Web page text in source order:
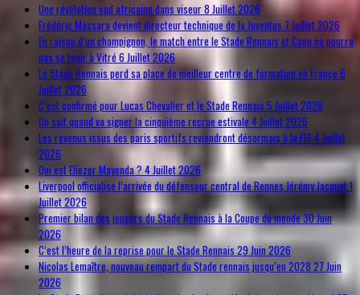
Une révélation sud africaine dans viseur8 Juillet 2026
Frédéric Massara devient directeur technique de la Juventus 7 Juillet 2026
En raison d’un champignon, le match entre le Stade Rennais et Caen ne pourra
pas se tenir à Vitré 6 Juillet 2026
Le Stade Rennais perd sa place de meilleur centre de formation en France 6
Juillet 2026
C’est confirmé pour Lucas Chevalier et le Stade Rennais 5 Juillet 2026
On sait quand va signer la cinquième recrue estivale 4 Juillet 2026
Les revenus issus des paris sportifs reviendront désormais à la FFF4 Juillet
2026
Qui est Eliezer Mayenda ?4 Juillet 2026
Liverpool officialise l’arrivée du défenseur central de Rennes Jérémy Jacquet1
Juillet 2026
Premier bilan des joueurs du Stade Rennais à la Coupe du monde30 Juin
2026
C’est l’heure de la reprise pour le Stade Rennais29 Juin 2026
Nicolas Lemaître, nouveau rempart du Stade rennais jusqu’en 2028 27 Juin
2026